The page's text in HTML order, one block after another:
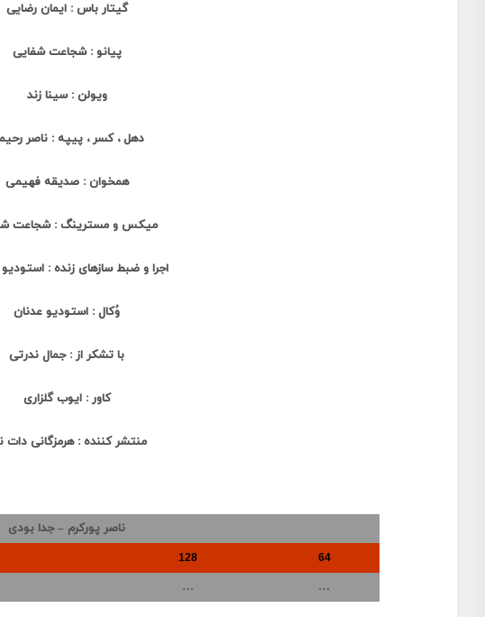
گیتار باس : ایمان رضایی
پیانو : شجاعت شفایی
ویولن : سینا زند
دهل ، کسر ، پیپه : ناصر
همخوان : صدیقه فهیمی
میکس و مسترینگ : شجاعت
اجرا و ضبط سازهای زنده :
وُکال : استودیو عدنان
با تشکر از : جمال ندرتی
کاور : ایوب گلزاری
منتشر کننده : هرمزگانی
ناصر پورکرم – جدا بودی
64
128
…
…